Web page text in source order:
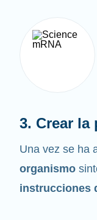
3. Crear la
Una vez se ha
organismo
instrucciones